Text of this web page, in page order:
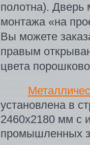
полотна). Дверь
монтажа «на
Вы можете
правым
цвета
установлена в
2460х2180 мм с
промышленных